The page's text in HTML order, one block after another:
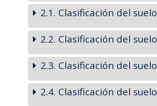
2.1. Clasificación del suelo
2.2. Clasificación del suelo
2.3. Clasificación del suelo
2.4. Clasificación del suelo